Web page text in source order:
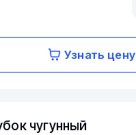
Узнать цену
чугунный